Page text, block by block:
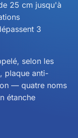
25 cm jusqu'à
3
selon les
plaque anti-
— quatre noms
étanche